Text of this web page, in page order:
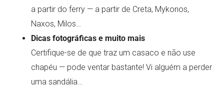
a partir do ferry — a partir de Creta, Mykonos,
Naxos, Milos…
Dicas fotográficas e muito mais
Certifique-se de que traz um casaco e não use
chapéu — pode ventar bastante! Vi alguém a perder
uma sandália…